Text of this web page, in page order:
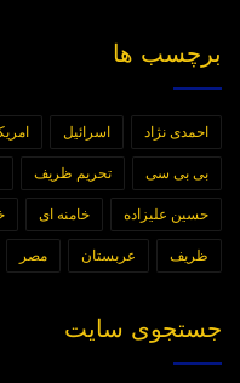
برچسب ها
احمدی نژاد اسرائیل
بی بی سی تحریم ظریف
حسین علیزاده خامنه ای
ظریف عربستان مصر
جستجوی سایت